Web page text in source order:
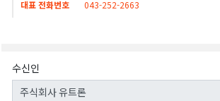
대표 전화번호 043-252-2663
수신인